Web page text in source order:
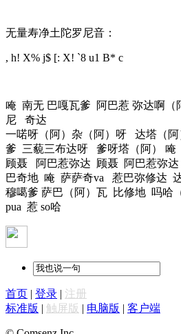
无量寿净土陀罗尼音：
, h! X% j$ [: X! `8 u1 B* c
唵 南无 巴嘎瓦爹 阿巴惹 弥达啊
尼 奇达
一喏呀（阿）杂（阿）呀 达塔（
爹 三藐三布达呀 爹呀塔（阿）
顾聂 阿巴惹弥达 顾聂 阿巴惹弥
巴奇地 唵 萨萨奇va 惹巴弥修达
穆噶爹 萨巴（阿）瓦 比修地 吗哈
pua 惹 so哈
首页 | 登录 | 注册
标准版 | 触屏版 | 电脑版 | 客户端